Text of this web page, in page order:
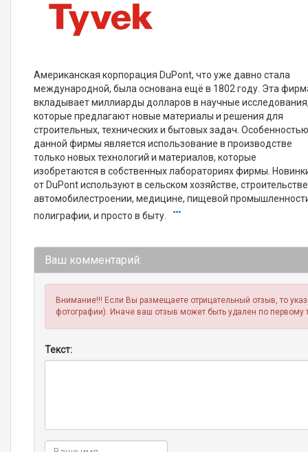
Американская корпорация DuPont, что уже давно стала
международной, была основана ещё в 1802 году. Эта
вкладывает миллиарды долларов в научные
которые предлагают новые материалы и решения для
строительных, технических и бытовых задач.
данной фирмы является использование в производстве
только новых технологий и материалов, которые
изобретаются в собственных лабораториях фирмы.
от DuPont используют в сельском хозяйстве,
автомобилестроении, медицине, пищевой
полиграфии, и просто в быту.
Ваш комментарий:
Внимание!!! Если Вы размещаете отрицательный отзыв, то
фотографии). Иначе ваш отзыв может быть удален по первому
Текст: